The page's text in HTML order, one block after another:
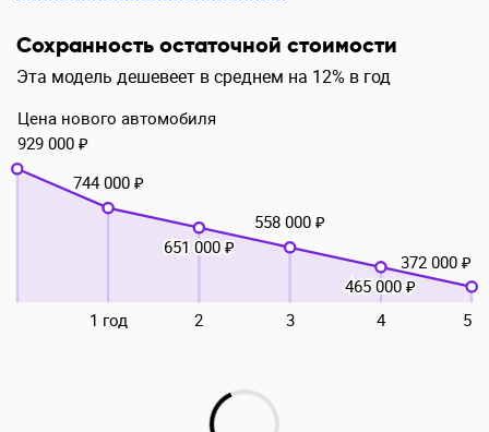
Сохранность остаточной стоимости
Эта модель дешевеет в среднем на 12% в год
1 год 2 3 4 5
Цена нового автомобиля
929 000 ₽
744 000 ₽
651 000 ₽
558 000 ₽
465 000 ₽
372 000 ₽